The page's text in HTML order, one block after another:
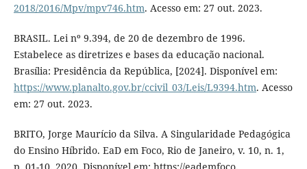
2018/2016/Mpv/mpv746.htm. Acesso em: 27 out. 2023.
BRASIL. Lei nº 9.394, de 20 de dezembro de 1996.
Estabelece as diretrizes e bases da educação nacional.
Brasília: Presidência da República, [2024]. Disponível em:
https://www.planalto.gov.br/ccivil_03/Leis/L9394.htm. Acesso
em: 27 out. 2023.
BRITO, Jorge Maurício da Silva. A Singularidade Pedagógica
do Ensino Híbrido. EaD em Foco, Rio de Janeiro, v. 10, n. 1,